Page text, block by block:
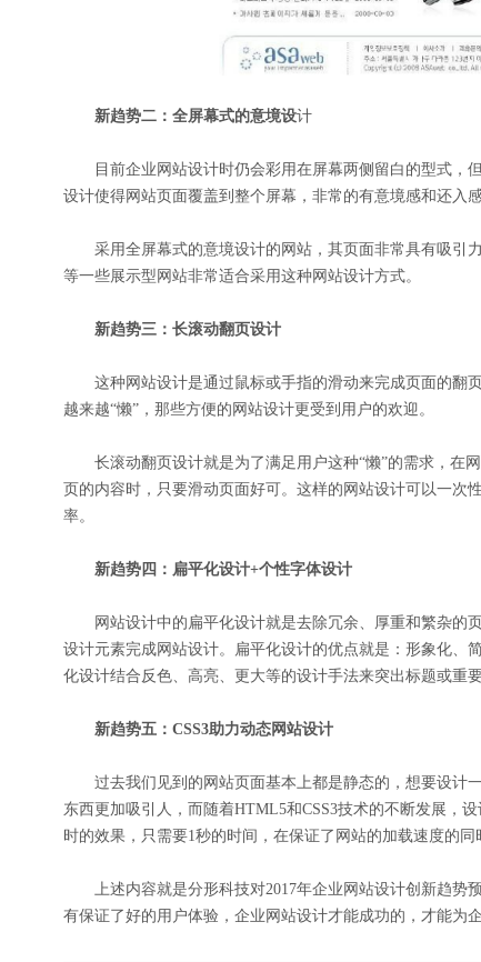
新趋势二：全屏幕式的意境设计
目前企业网站设计时仍会彩用在屏幕两侧留白的型式，
设计使得网站页面覆盖到整个屏幕，非常的有意境感和还入
采用全屏幕式的意境设计的网站，其页面非常具有吸引
等一些展示型网站非常适合采用这种网站设计方式。
新趋势三：长滚动翻页设计
这种网站设计是通过鼠标或手指的滑动来完成页面的翻
越来越“懒”，那些方便的网站设计更受到用户的欢迎。
长滚动翻页设计就是为了满足用户这种“懒”的需求，在
页的内容时，只要滑动页面好可。这样的网站设计可以一次
率。
新趋势四：扁平化设计+个性字体设计
网站设计中的扁平化设计就是去除冗余、厚重和繁杂的
设计元素完成网站设计。扁平化设计的优点就是：形象化、
化设计结合反色、高亮、更大等的设计手法来突出标题或重
新趋势五：CSS3助力动态网站设计
过去我们见到的网站页面基本上都是静态的，想要设计
东西更加吸引人，而随着HTML5和CSS3技术的不断发展，
时的效果，只需要1秒的时间，在保证了网站的加载速度的同
上述内容就是分形科技对2017年企业网站设计创新趋势
有保证了好的用户体验，企业网站设计才能成功的，才能为